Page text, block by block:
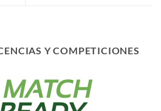
Y COMPETICIONES